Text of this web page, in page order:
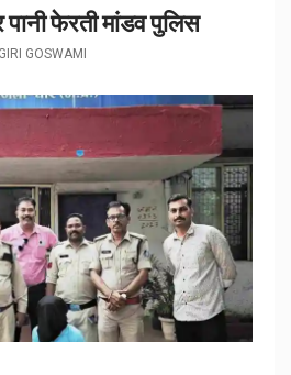
फेरती मांडव पुलिस
GOSWAMI